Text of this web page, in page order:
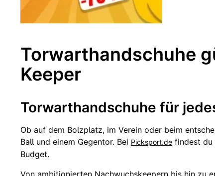
Torwarthandschuhe
Keeper
Torwarthandschuhe für
Ob auf dem Bolzplatz, im Verein oder beim
Ball und einem Gegentor. Bei Picksport.de findest du
Budget.
Von ambitionierten Nachwuchskeepern bis hin zu